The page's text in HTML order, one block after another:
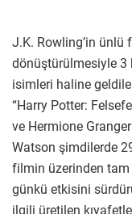
J.K. Rowling’in
dönüştürülmesiyle 3
isimleri haline
“Harry Potter:
ve Hermione
Watson şimdilerde
filmin üzerinden tam
günkü etkisini
ilgili üretilen